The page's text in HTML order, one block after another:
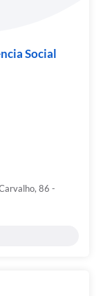
Social
86 -